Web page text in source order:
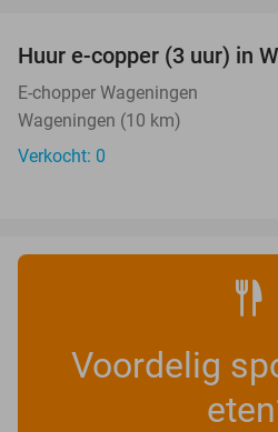
TODAY
Huur e-copper (3 uur) in
E-chopper Wageningen
Wageningen (10 km)
Verkocht: 0
Voordelig